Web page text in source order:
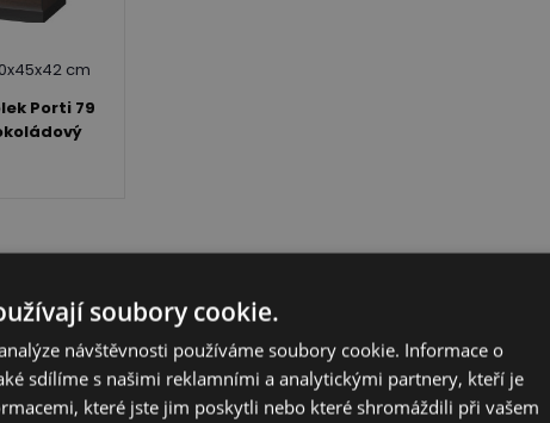
cm
Porti 79
soubory cookie.
návštěvnosti používáme soubory cookie. Informace o
sdílíme s našimi reklamními a analytickými partnery, kteří je
které jste jim poskytli nebo které shromáždili při vašem